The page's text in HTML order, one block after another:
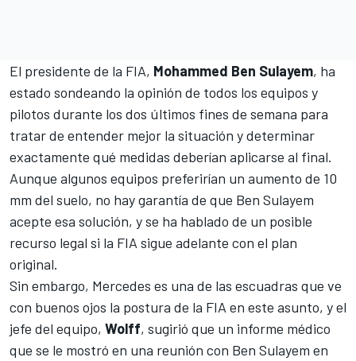
El presidente de la FIA, Mohammed Ben Sulayem, ha
estado sondeando la opinión de todos los equipos y
pilotos durante los dos últimos fines de semana para
tratar de entender mejor la situación y determinar
exactamente qué medidas deberían aplicarse al final.
Aunque algunos equipos preferirían un aumento de 10
mm del suelo, no hay garantía de que Ben Sulayem
acepte esa solución, y se ha hablado de un posible
recurso legal si la FIA sigue adelante con el plan
original.
Sin embargo, Mercedes es una de las escuadras que ve
con buenos ojos la postura de la FIA en este asunto, y el
jefe del equipo, Wolff, sugirió que un informe médico
que se le mostró en una reunión con Ben Sulayem en